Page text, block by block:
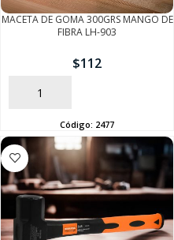
MACETA DE GOMA 300GRS MANGO DE
FIBRA LH-903
$112
AÑADIR
Código: 2477